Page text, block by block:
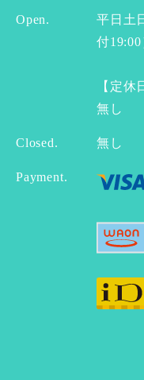
Open.
平日土
付19:00
【定休
無し
Closed. 無し
Payment.